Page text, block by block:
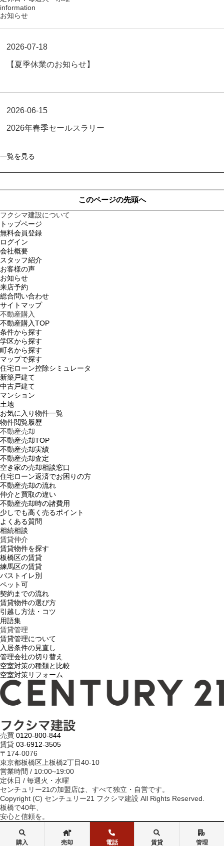
information
お知らせ
一覧を見る
このページの先頭へ
フクシマ建設について
トップページ
無料会員登録
ログイン
会社概要
スタッフ紹介
お客様の声
お知らせ
来店予約
総合問い合わせ
サイトマップ
不動産購入
不動産購入TOP
条件から探す
学区から探す
町名から探す
マップで探す
住宅ローン控除シミュレータ
新築戸建て
中古戸建て
マンション
土地
お気に入り物件一覧
物件閲覧履歴
不動産売却
不動産売却TOP
不動産売却実績
不動産売却査定
空き家の売却相談窓口
住宅ローン返済でお困りの方
不動産売却の流れ
仲介と買取の違い
不動産売却時の諸費用
少しでも高く売るポイント
よくある質問
相続相談
賃貸仲介
賃貸物件を探す
板橋区の賃貸
練馬区の賃貸
バストイレ別
ペット可
契約までの流れ
賃貸物件の選び方
引越し方法・コツ
用語集
賃貸管理
賃貸管理について
入居条件の見直し
管理会社の切り替え
空室対策の種類と比較
空室対策リフォーム
売買 0120-800-844
賃貸 03-6912-3505
〒174-0076
東京都板橋区上板橋2丁目40-10
営業時間 / 10:00~19:00
定休日 / 毎週火・水曜
センチュリー21の加盟店は、すべて独立・自営です。
Copyright (C) センチュリー21 フクシマ建設 All Rights Reserved.
板橋で40年、
安心と信頼を。
購入 売却 電話 賃貸 管理